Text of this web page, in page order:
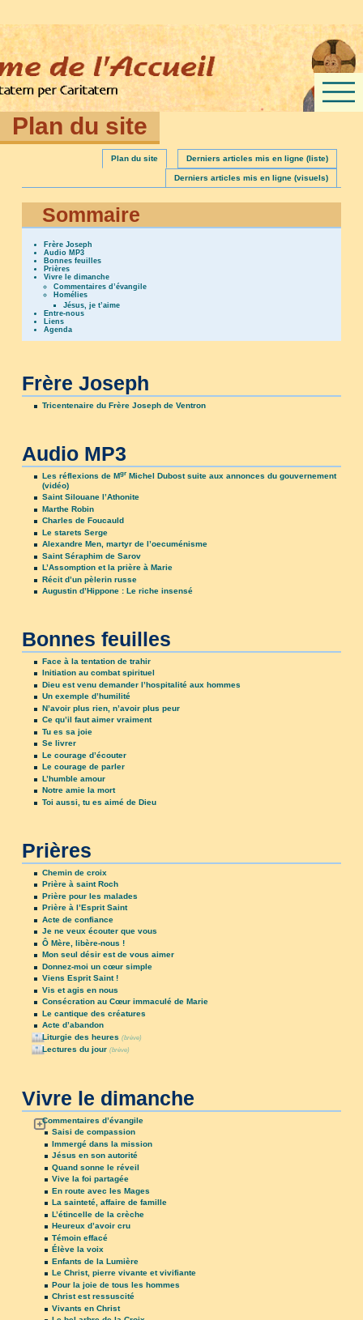
Plan du site
Plan du site Derniers articles mis en ligne (liste)
Derniers articles mis en ligne (visuels)
Sommaire
Frère Joseph
Audio MP3
Bonnes feuilles
Prières
Vivre le dimanche
Commentaires d’évangile
Homélies
Jésus, je t’aime
Entre-nous
Liens
Agenda
Frère Joseph
Tricentenaire du Frère Joseph de Ventron
Audio MP3
Les réflexions de MgrMichel Dubost suite aux annonces du gouvernement
(vidéo)
Saint Silouane l’Athonite
Marthe Robin
Charles de Foucauld
Le starets Serge
Alexandre Men, martyr de l’oecuménisme
Saint Séraphim de Sarov
L’Assomption et la prière à Marie
Récit d’un pèlerin russe
Augustin d’Hippone : Le riche insensé
Bonnes feuilles
Face à la tentation de trahir
Initiation au combat spirituel
Dieu est venu demander l’hospitalité aux hommes
Un exemple d’humilité
N’avoir plus rien, n’avoir plus peur
Ce qu’il faut aimer vraiment
Tu es sa joie
Se livrer
Le courage d’écouter
Le courage de parler
L’humble amour
Notre amie la mort
Toi aussi, tu es aimé de Dieu
Prières
Chemin de croix
Prière à saint Roch
Prière pour les malades
Prière à l’Esprit Saint
Acte de confiance
Je ne veux écouter que vous
Ô Mère, libère-nous !
Mon seul désir est de vous aimer
Donnez-moi un cœur simple
Viens Esprit Saint !
Vis et agis en nous
Consécration au Cœur immaculé de Marie
Le cantique des créatures
Acte d’abandon
Liturgie des heures (brève)
Lectures du jour (brève)
Vivre le dimanche
Commentaires d’évangile
Saisi de compassion
Immergé dans la mission
Jésus en son autorité
Quand sonne le réveil
Vive la foi partagée
En route avec les Mages
La sainteté, affaire de famille
L’étincelle de la crèche
Heureux d’avoir cru
Témoin effacé
Élève la voix
Enfants de la Lumière
Le Christ, pierre vivante et vivifiante
Pour la joie de tous les hommes
Christ est ressuscité
Vivants en Christ